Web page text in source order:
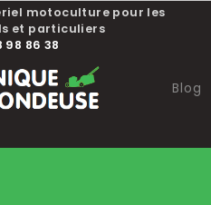
motoculture pour les
et particuliers
98 86 38
Blog